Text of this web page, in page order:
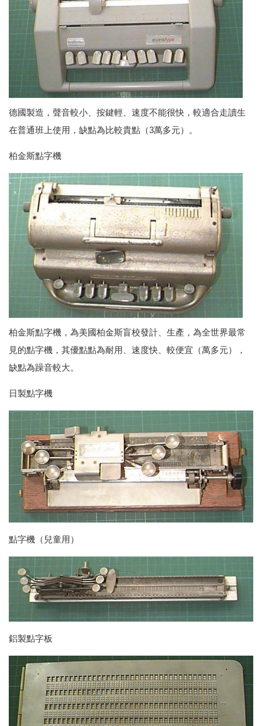
社工服務
臺中市視覺障礙教育服務計畫
德國製造，聲音較小、按鍵輕、速度不能很快，較適合走讀生
在普通班上使用，缺點為比較貴點（3萬多元）。
柏金斯點字機
柏金斯點字機，為美國柏金斯盲校發計、生產，為全世界最常
見的點字機，其優點點為耐用、速度快、較便宜（萬多元），
缺點為躁音較大。
日製點字機
點字機（兒童用）
鋁製點字板